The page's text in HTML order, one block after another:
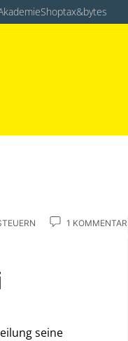
Shoptax&bytes
1 KOMMENTAR
seine